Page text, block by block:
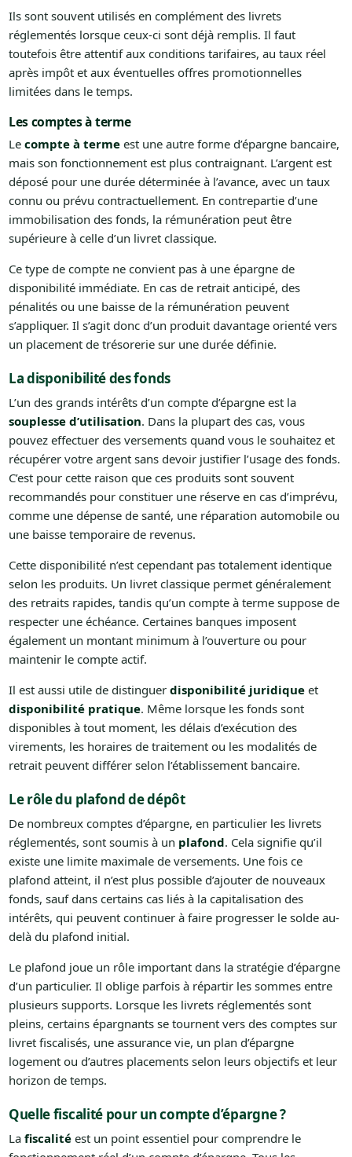
Ils sont souvent utilisés en complément des livrets
réglementés lorsque ceux-ci sont déjà remplis. Il faut
toutefois être attentif aux conditions tarifaires, au taux réel
après impôt et aux éventuelles offres promotionnelles
limitées dans le temps.
Les comptes à terme
Le compte à termeest une autre forme d’épargne bancaire,
mais son fonctionnement est plus contraignant. L’argent est
déposé pour une durée déterminée à l’avance, avec un taux
connu ou prévu contractuellement. En contrepartie d’une
immobilisation des fonds, la rémunération peut être
supérieure à celle d’un livret classique.
Ce type de compte ne convient pas à une épargne de
disponibilité immédiate. En cas de retrait anticipé, des
pénalités ou une baisse de la rémunération peuvent
s’appliquer. Il s’agit donc d’un produit davantage orienté vers
un placement de trésorerie sur une durée définie.
La disponibilité des fonds
L’un des grands intérêts d’un compte d’épargne est la
souplesse d’utilisation. Dans la plupart des cas, vous
pouvez effectuer des versements quand vous le souhaitez et
récupérer votre argent sans devoir justifier l’usage des fonds.
C’est pour cette raison que ces produits sont souvent
recommandés pour constituer une réserve en cas d’imprévu,
comme une dépense de santé, une réparation automobile ou
une baisse temporaire de revenus.
Cette disponibilité n’est cependant pas totalement identique
selon les produits. Un livret classique permet généralement
des retraits rapides, tandis qu’un compte à terme suppose de
respecter une échéance. Certaines banques imposent
également un montant minimum à l’ouverture ou pour
maintenir le compte actif.
Il est aussi utile de distinguer disponibilité juridiqueet
disponibilité pratique. Même lorsque les fonds sont
disponibles à tout moment, les délais d’exécution des
virements, les horaires de traitement ou les modalités de
retrait peuvent différer selon l’établissement bancaire.
Le rôle du plafond de dépôt
De nombreux comptes d’épargne, en particulier les livrets
réglementés, sont soumis à un plafond. Cela signifie qu’il
existe une limite maximale de versements. Une fois ce
plafond atteint, il n’est plus possible d’ajouter de nouveaux
fonds, sauf dans certains cas liés à la capitalisation des
intérêts, qui peuvent continuer à faire progresser le solde au-
delà du plafond initial.
Le plafond joue un rôle important dans la stratégie d’épargne
d’un particulier. Il oblige parfois à répartir les sommes entre
plusieurs supports. Lorsque les livrets réglementés sont
pleins, certains épargnants se tournent vers des comptes sur
livret fiscalisés, une assurance vie, un plan d’épargne
logement ou d’autres placements selon leurs objectifs et leur
horizon de temps.
Quelle fiscalité pour un compte d’épargne ?
La fiscalitéest un point essentiel pour comprendre le